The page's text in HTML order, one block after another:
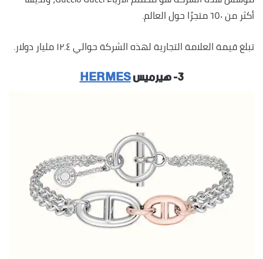
أكثر من ٦٥٠ متجرًا حول العالم.
تبلغ قيمة العلامة التجارية لهذه الشركة حوالي ١٢.٤ مليار دولار.
٣- هيرميس HERMES